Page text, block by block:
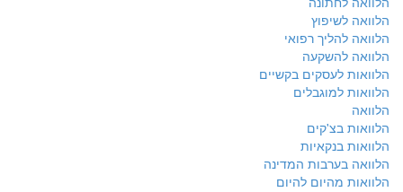
הלוואה לשיפוץ
הלוואה להליך רפואי
הלוואה להשקעה
הלוואות לעסקים בקשיים
הלוואות למוגבלים
הלוואה
הלוואות בצ'קים
הלוואות בנקאיות
הלוואה בערבות המדינה
הלוואות מהיום להיום